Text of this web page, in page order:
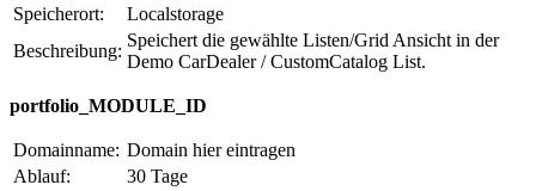
Speicherort:
Localstorage
Beschreibung:
Speichert die gewählte Listen/Grid Ansicht in der
Demo CarDealer / CustomCatalog List.
portfolio_MODULE_ID
Domainname: Domain hier eintragen
Ablauf:
30 Tage